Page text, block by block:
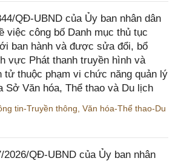
QĐ-UBND của Ủy ban nhân dân
việc công bố Danh mục thủ tục
ban hành và được sửa đổi, bổ
vực Phát thanh truyền hình và
tử thuộc phạm vi chức năng quản lý
Sở Văn hóa, Thể thao và Du lịch
tin-Truyền thông Văn hóa-Thể thao-Du
2026/QĐ-UBND của Ủy ban nhân